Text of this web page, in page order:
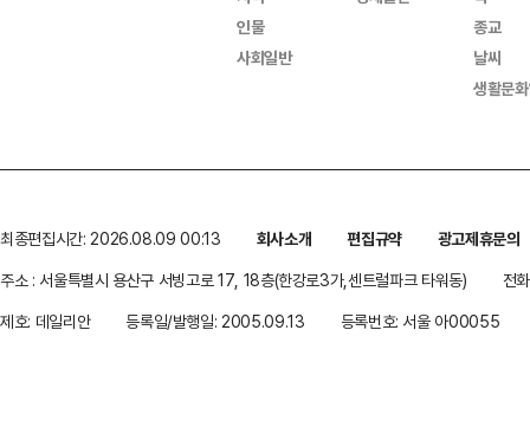
인물
사회일반
종교
날씨
생활문
최종편집시간: 2026.08.09 00:13 회사소개 편집규약
광고제휴문의
주소 : 서울특별시 용산구 서빙고로 17, 18층(한강로3가,센트럴파크 타워동)
전
제호: 데일리안
등록일/발행일: 2005.09.13 등록번호: 서울 아00055